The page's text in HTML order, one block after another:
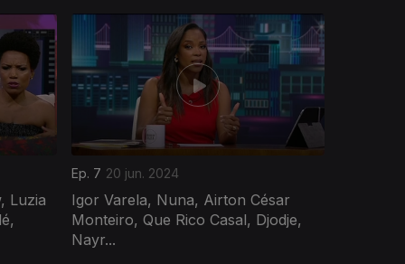
Luzia
Ep. 7 20 jun. 2024
Igor Varela, Nuna, Airton César
Monteiro, Que Rico Casal, Djodje,
Nayr...